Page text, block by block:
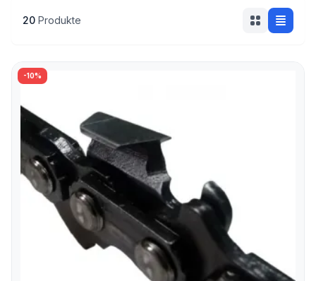
20 Produkte
-10%